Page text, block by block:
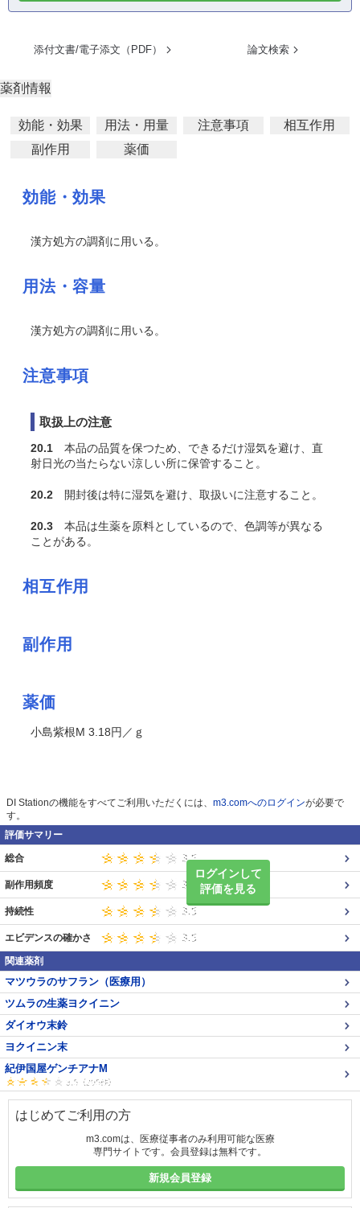
添付文書/電子添文（PDF） 論文検索
薬剤情報
効能・効果 用法・用量 注意事項
相互作用
副作用
薬価
効能・効果
漢方処方の調剤に用いる。
用法・容量
漢方処方の調剤に用いる。
注意事項
取扱上の注意
20.1 本品の品質を保つため、できるだけ湿気を避け、直
射日光の当たらない涼しい所に保管すること。
20.2 開封後は特に湿気を避け、取扱いに注意すること。
20.3 本品は生薬を原料としているので、色調等が異なる
ことがある。
相互作用
副作用
薬価
小島紫根M 3.18円／ｇ
DI Stationの機能をすべてご利用いただくには、 m3.comへのログインが必要で
す。
評価サマリー
ログインして
評価を見る
総合
副作用頻度
持続性
エビデンスの確かさ
関連薬剤
マツウラのサフラン（医療用）
ツムラの生薬ヨクイニン
ダイオウ末鈴
ヨクイニン末
紀伊国屋ゲンチアナM
はじめてご利用の方
m3.comは、医療従事者のみ利用可能な医療
専門サイトです。会員登録は無料です。
新規会員登録